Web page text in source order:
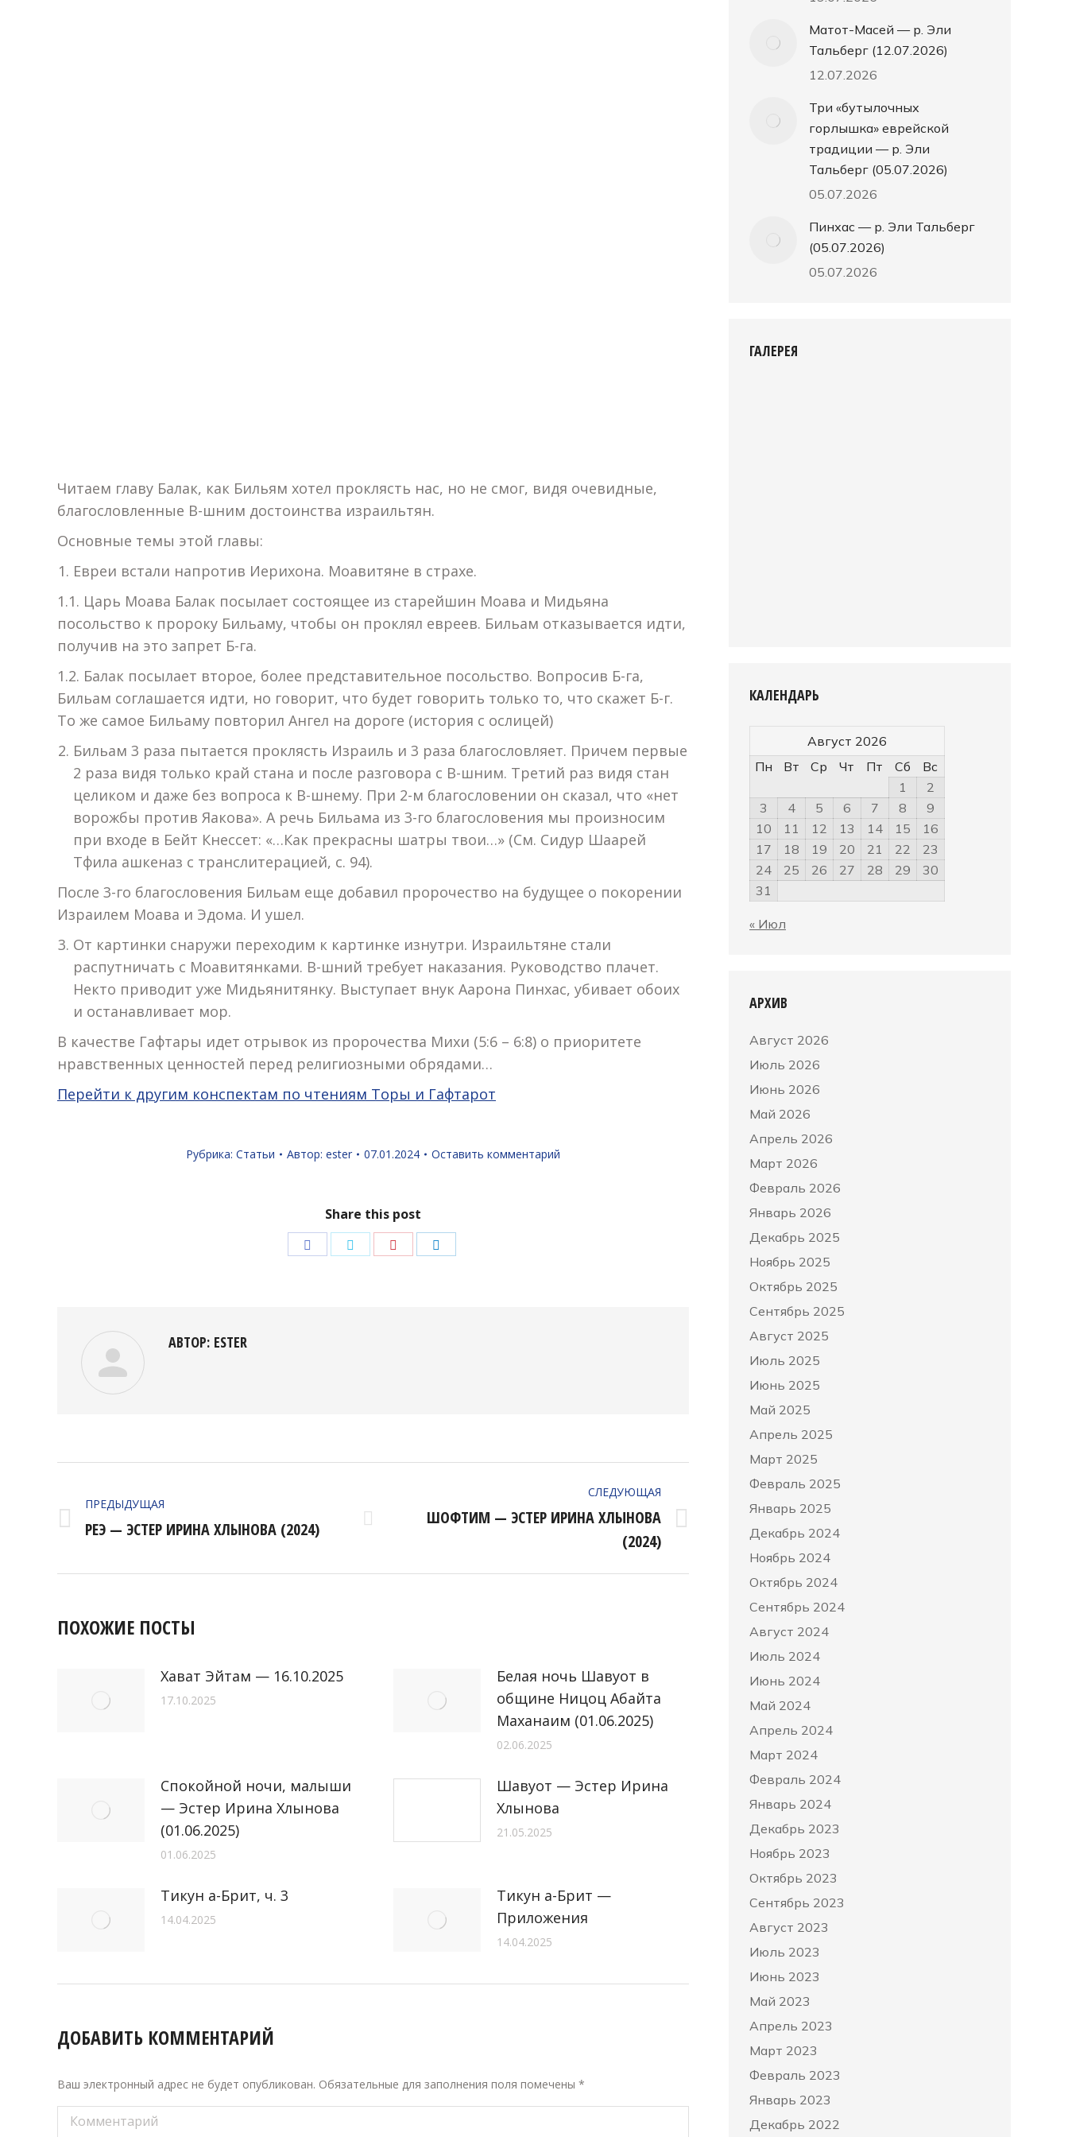
Читаем главу Балак, как Бильям хотел проклясть нас, но не смог, видя очевидные,
благословленные В-шним достоинства израильтян.
Основные темы этой главы:
Евреи встали напротив Иерихона. Моавитяне в страхе.
1.1. Царь Моава Балак посылает состоящее из старейшин Моава и Мидьяна
посольство к пророку Бильаму, чтобы он проклял евреев. Бильам отказывается идти,
получив на это запрет Б-га.
1.2. Балак посылает второе, более представительное посольство. Вопросив Б-га,
Бильам соглашается идти, но говорит, что будет говорить только то, что скажет Б-г.
То же самое Бильаму повторил Ангел на дороге (история с ослицей)
Бильам 3 раза пытается проклясть Израиль и 3 раза благословляет. Причем первые
2 раза видя только край стана и после разговора с В-шним. Третий раз видя стан
целиком и даже без вопроса к В-шнему. При 2-м благословении он сказал, что «нет
ворожбы против Яакова». А речь Бильама из 3-го благословения мы произносим
при входе в Бейт Кнессет: «…Как прекрасны шатры твои…» (См. Сидур Шаарей
Тфила ашкеназ с транслитерацией, с. 94).
После 3-го благословения Бильам еще добавил пророчество на будущее о покорении
Израилем Моава и Эдома. И ушел.
От картинки снаружи переходим к картинке изнутри. Израильтяне стали
распутничать с Моавитянками. В-шний требует наказания. Руководство плачет.
Некто приводит уже Мидьянитянку. Выступает внук Аарона Пинхас, убивает обоих
и останавливает мор.
В качестве Гафтары идет отрывок из пророчества Михи (5:6 – 6:8) о приоритете
нравственных ценностей перед религиозными обрядами…
Перейти к другим конспектам по чтениям Торы и Гафтарот
Рубрика: Статьи Автор: ester 07.01.2024 Оставить комментарий
Share this post
ПоделитьсяПоделитьсяПоделиться
АВТОР: ESTER
ПО
ЗАПИСЯМ
ПРЕДЫДУЩАЯ
Предыдущая
РЕЭ — ЭСТЕР ИРИНА ХЛЫНОВА (2024)
СЛЕДУЮЩАЯ
Следующая
ШОФТИМ — ЭСТЕР ИРИНА ХЛЫНОВА
(2024)
ПОХОЖИЕ ПОСТЫ
Хават Эйтам — 16.10.2025
17.10.2025
Белая ночь Шавуот в
общине Ницоц Абайта
Маханаим (01.06.2025)
02.06.2025
Спокойной ночи, малыши
— Эстер Ирина Хлынова
(01.06.2025)
01.06.2025
Шавуот — Эстер Ирина
Хлынова
21.05.2025
Тикун а-Брит, ч. 3
14.04.2025
Тикун а-Брит —
Приложения
14.04.2025
ДОБАВИТЬ КОММЕНТАРИЙ
Ваш электронный адрес не будет опубликован. Обязательные для заполнения поля помечены *
Комментарий
Матот-Масей — р. Эли
Тальберг (12.07.2026)
12.07.2026
Три «бутылочных
горлышка» еврейской
традиции — р. Эли
Тальберг (05.07.2026)
05.07.2026
Пинхас — р. Эли Тальберг
(05.07.2026)
05.07.2026
ГАЛЕРЕЯ
КАЛЕНДАРЬ
Август 2026
Пн
Вт Ср Чт Пт Сб
Вс
1
2
3
4 5 6 7 8
9
10
11 12 13 14 15
16
17
18 19 20 21 22
23
24
25 26 27 28 29
30
31
« Июл
АРХИВ
Август 2026
Июль 2026
Июнь 2026
Май 2026
Апрель 2026
Март 2026
Февраль 2026
Январь 2026
Декабрь 2025
Ноябрь 2025
Октябрь 2025
Сентябрь 2025
Август 2025
Июль 2025
Июнь 2025
Май 2025
Апрель 2025
Март 2025
Февраль 2025
Январь 2025
Декабрь 2024
Ноябрь 2024
Октябрь 2024
Сентябрь 2024
Август 2024
Июль 2024
Июнь 2024
Май 2024
Апрель 2024
Март 2024
Февраль 2024
Январь 2024
Декабрь 2023
Ноябрь 2023
Октябрь 2023
Сентябрь 2023
Август 2023
Июль 2023
Июнь 2023
Май 2023
Апрель 2023
Март 2023
Февраль 2023
Январь 2023
Декабрь 2022